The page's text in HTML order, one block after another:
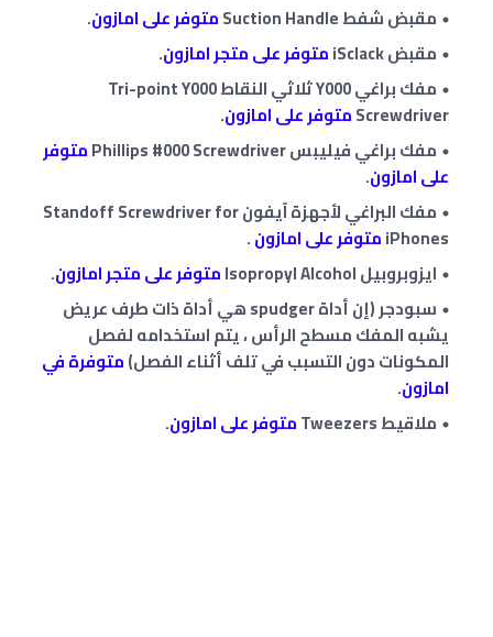
مقبض شفط Suction Handle
متوفر على امازون.
مقبض iSclack
متوفر على متجر امازون.
مفك براغي Y000 ثلاثي النقاط Tri-point Y000
Screwdriverمتوفر على امازون.
مفك براغي فيليبس Phillips #000 Screwdriver
متوفر
على امازون.
مفك البراغي لأجهزة آيفون Standoff Screwdriver for
iPhonesمتوفر على امازون.
ايزوبروبيل Isopropyl Alcohol
متوفر على متجر امازون.
سبودجر (إن أداة spudger هي أداة ذات طرف عريض
يشبه المفك مسطح الرأس ، يتم استخدامه لفصل
المكونات دون التسبب في تلف أثناء الفصل)متوفرة في
امازون.
ملاقيط Tweezers
متوفر على امازون.